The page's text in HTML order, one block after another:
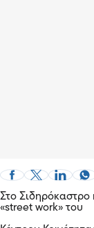
Στο
«street work» του